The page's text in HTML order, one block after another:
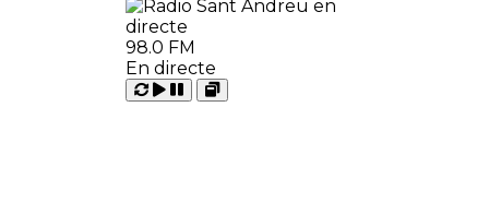
98.0 FM
En directe
Carregant
Reproduir
Pausar
Open